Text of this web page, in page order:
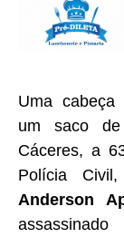
Uma
um saco
Cáceres, a
Polícia
Anderson